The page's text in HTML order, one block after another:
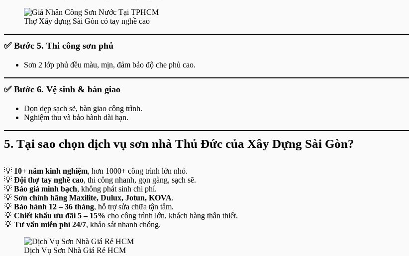
Thợ Xây dựng Sài Gòn có tay nghề cao
✅ Bước 5. Thi công sơn phủ
Sơn 2 lớp phủ đều màu, mịn, đảm bảo độ che phủ cao.
✅ Bước 6. Vệ sinh & bàn giao
Dọn dẹp sạch sẽ, bàn giao công trình.
Nghiệm thu và bảo hành dài hạn.
5. Tại sao chọn dịch vụ sơn nhà Thủ Đức của Xây Dựng Sài Gòn?
💡 10+ năm kinh nghiệm, hơn 1000+ công trình lớn nhỏ.
💡 Đội thợ tay nghề cao, thi công nhanh, gọn gàng, sạch sẽ.
💡 Báo giá minh bạch, không phát sinh chi phí.
💡 Sơn chính hãng Maxilite, Dulux, Jotun, KOVA.
💡 Bảo hành 12 – 36 tháng, hỗ trợ sửa chữa tận tâm.
💡 Chiết khấu ưu đãi 5 – 15% cho công trình lớn, khách hàng thân thiết.
💡 Tư vấn miễn phí 24/7, khảo sát nhanh chóng.
Dịch Vụ Sơn Nhà Giá Rẻ HCM